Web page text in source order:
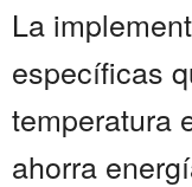
La
específicas
temperatura
ahorra